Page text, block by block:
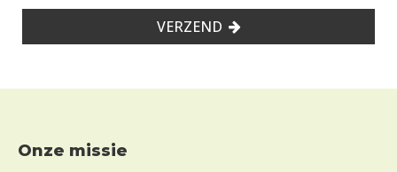
VERZEND
Footer
Onze missie